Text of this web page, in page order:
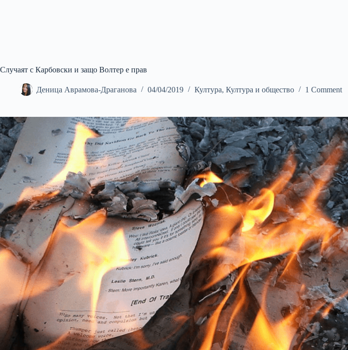
Случаят с Карбовски и защо Волтер е прав
Деница Аврамова-Драганова 04/04/2019 Култура, Култура и общество 1 Comment